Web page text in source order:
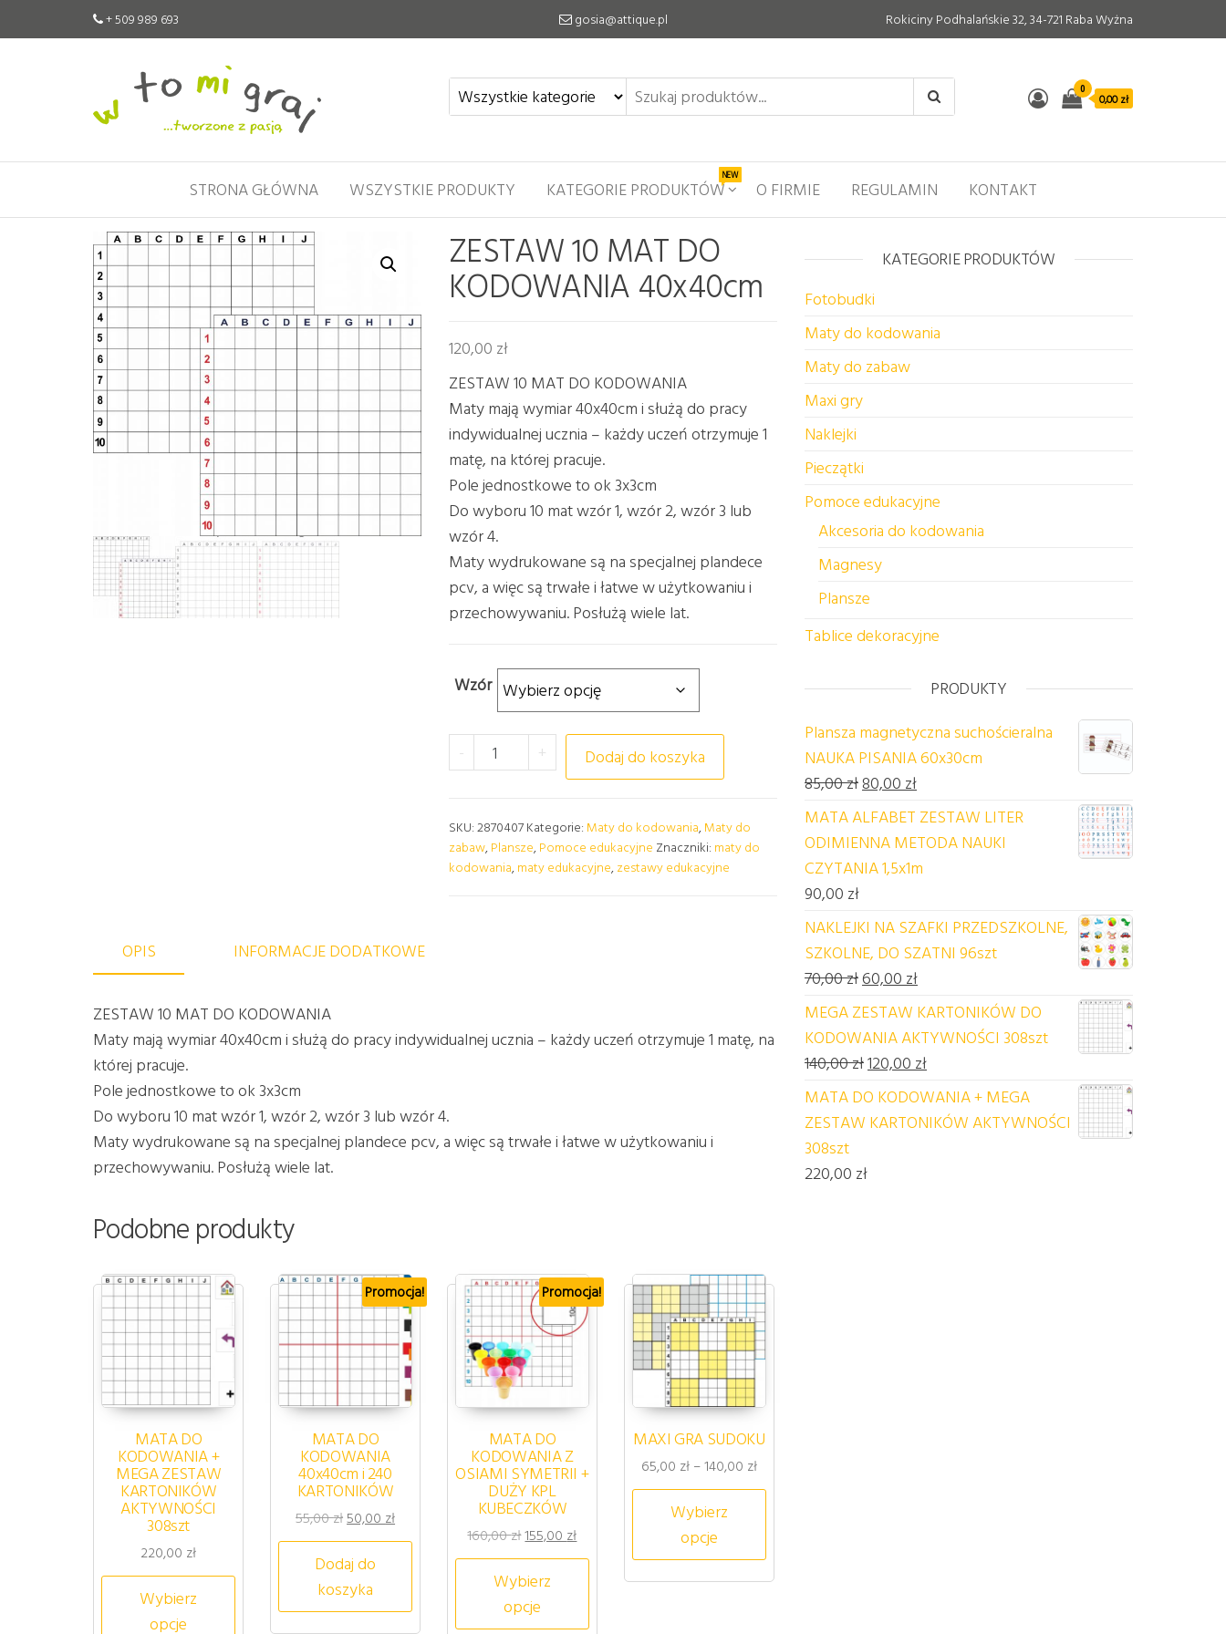
+ 509 989 693 gosia@attique.pl Rokiciny Podhalańskie 32, 34-721 Raba Wyżna
graj
0
0,00 zł
STRONA GŁÓWNA WSZYSTKIE PRODUKTY KATEGORIE PRODUKTÓW
NEW
O FIRMIE REGULAMIN KONTAKT
ZESTAW 10 MAT DO
KODOWANIA 40x40cm
120,00 zł
ZESTAW 10 MAT DO KODOWANIA
Maty mają wymiar 40x40cm i służą do pracy
indywidualnej ucznia – każdy uczeń otrzymuje 1
matę, na której pracuje.
Pole jednostkowe to ok 3x3cm
Do wyboru 10 mat wzór 1, wzór 2, wzór 3 lub
wzór 4.
Maty wydrukowane są na specjalnej plandece
pcv, a więc są trwałe i łatwe w użytkowaniu i
przechowywaniu. Posłużą wiele lat.
Wzór
- ilość ZESTAW 10 MAT DO KODOWANIA 40x40cm
+ Dodaj do koszyka
SKU:2870407Kategorie: Maty do kodowania,Maty do
zabaw,Plansze,Pomoce edukacyjne Znaczniki: maty do
kodowania,maty edukacyjne,zestawy edukacyjne
OPIS INFORMACJE DODATKOWE
ZESTAW 10 MAT DO KODOWANIA
Maty mają wymiar 40x40cm i służą do pracy indywidualnej ucznia – każdy uczeń otrzymuje 1 matę, na
której pracuje.
Pole jednostkowe to ok 3x3cm
Do wyboru 10 mat wzór 1, wzór 2, wzór 3 lub wzór 4.
Maty wydrukowane są na specjalnej plandece pcv, a więc są trwałe i łatwe w użytkowaniu i
przechowywaniu. Posłużą wiele lat.
Podobne produkty
MATA DO
KODOWANIA +
MEGA ZESTAW
KARTONIKÓW
AKTYWNOŚCI
308szt
220,00 zł
Wybierz
opcje
Ten produkt ma wiele wariantów. Opcje można wybrać na stronie produktu
Promocja!
MATA DO
KODOWANIA
40x40cm i 240
KARTONIKÓW
55,00złPierwotna cena wynosiła: 55,00 zł.
50,00 złAktualna cena wynosi: 50,00 zł.
Dodaj do
koszyka
Promocja!
MATA DO
KODOWANIA Z
OSIAMI SYMETRII +
DUŻY KPL
KUBECZKÓW
160,00złPierwotna cena wynosiła: 160,00 zł.
155,00 złAktualna cena wynosi: 155,00 zł.
Wybierz
opcje
Ten produkt ma wiele wariantów. Opcje można wybrać na stronie produktu
MAXI GRA SUDOKU
65,00 zł –140,00 złZakres cen: od 65,00 zł do 140,00 zł
Wybierz
opcje
Ten produkt ma wiele wariantów. Opcje można wybrać na stronie
KATEGORIE PRODUKTÓW
Fotobudki
Maty do kodowania
Maty do zabaw
Maxi gry
Naklejki
Pieczątki
Pomoce edukacyjne
Akcesoria do kodowania
Magnesy
Plansze
Tablice dekoracyjne
PRODUKTY
Plansza magnetyczna suchościeralna
NAUKA PISANIA 60x30cm
85,00złPierwotna cena wynosiła: 85,00 zł.
80,00 złAktualna cena wynosi: 80,00 zł.
MATA ALFABET ZESTAW LITER
ODIMIENNA METODA NAUKI
CZYTANIA 1,5x1m
90,00 zł
NAKLEJKI NA SZAFKI PRZEDSZKOLNE,
SZKOLNE, DO SZATNI 96szt
70,00złPierwotna cena wynosiła: 70,00 zł.
60,00 złAktualna cena wynosi: 60,00 zł.
MEGA ZESTAW KARTONIKÓW DO
KODOWANIA AKTYWNOŚCI 308szt
140,00złPierwotna cena wynosiła: 140,00 zł.
120,00 złAktualna cena wynosi: 120,00 zł.
MATA DO KODOWANIA + MEGA
ZESTAW KARTONIKÓW AKTYWNOŚCI
308szt
220,00 zł